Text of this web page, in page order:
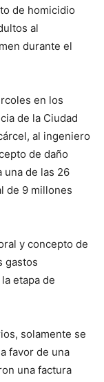
de homicidio
al
durante el
en los
de la Ciudad
al ingeniero
de daño
una de las 26
de 9 millones
y concepto de
gastos
etapa de
solamente se
favor de una
una factura